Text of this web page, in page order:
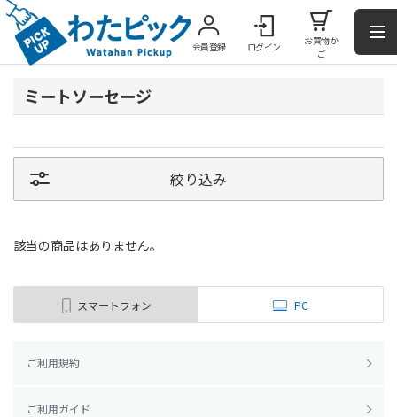
会員登録 ログイン
お買物か
ご
ミートソーセージ
絞り込み
該当の商品はありません。
スマートフォン PC
ご利用規約
ご利用ガイド